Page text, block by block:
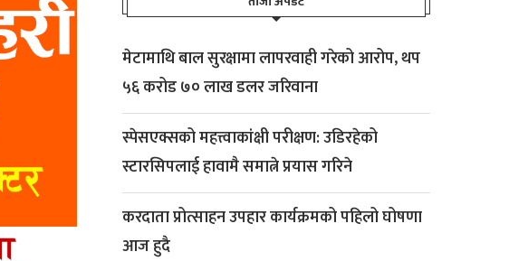
मेटामाथि बाल सुरक्षामा लापरवाही गरेको आरोप, थप
५६ करोड ७० लाख डलर जरिवाना
स्पेसएक्सको महत्त्वाकांक्षी परीक्षण: उडिरहेको
स्टारसिपलाई हावामै समात्ने प्रयास गरिने
करदाता प्रोत्साहन उपहार कार्यक्रमको पहिलो घोषणा
आज हुदै